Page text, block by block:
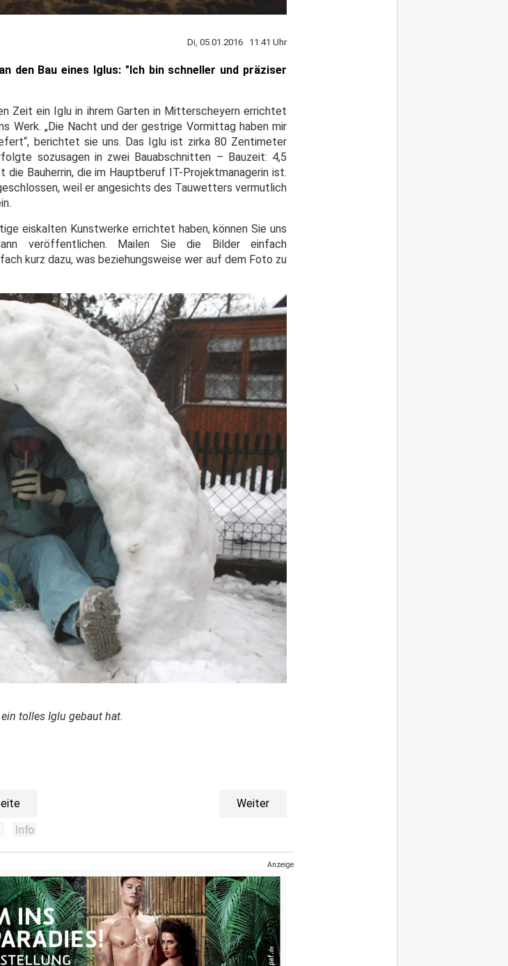
Di, 05.01.2016 11:41 Uhr
den Bau eines Iglus: "Ich bin schneller und präziser
Zeit ein Iglu in ihrem Garten in Mitterscheyern errichtet
Werk. „Die Nacht und der gestrige Vormittag haben mir
berichtet sie uns. Das Iglu ist zirka 80 Zentimeter
sozusagen in zwei Bauabschnitten – Bauzeit: 4,5
die Bauherrin, die im Hauptberuf IT-Projektmanagerin ist.
weil er angesichts des Tauwetters vermutlich
eiskalten Kunstwerke errichtet haben, können Sie uns
veröffentlichen. Mailen Sie die Bilder einfach
kurz dazu, was beziehungsweise wer auf dem Foto zu
tolles Iglu gebaut hat.
Weiter
Anzeige